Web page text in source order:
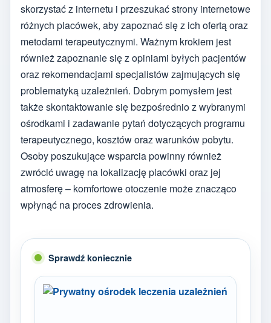
skorzystać z internetu i przeszukać strony internetowe
różnych placówek, aby zapoznać się z ich ofertą oraz
metodami terapeutycznymi. Ważnym krokiem jest
również zapoznanie się z opiniami byłych pacjentów
oraz rekomendacjami specjalistów zajmujących się
problematyką uzależnień. Dobrym pomysłem jest
także skontaktowanie się bezpośrednio z wybranymi
ośrodkami i zadawanie pytań dotyczących programu
terapeutycznego, kosztów oraz warunków pobytu.
Osoby poszukujące wsparcia powinny również
zwrócić uwagę na lokalizację placówki oraz jej
atmosferę – komfortowe otoczenie może znacząco
wpłynąć na proces zdrowienia.
Sprawdź koniecznie